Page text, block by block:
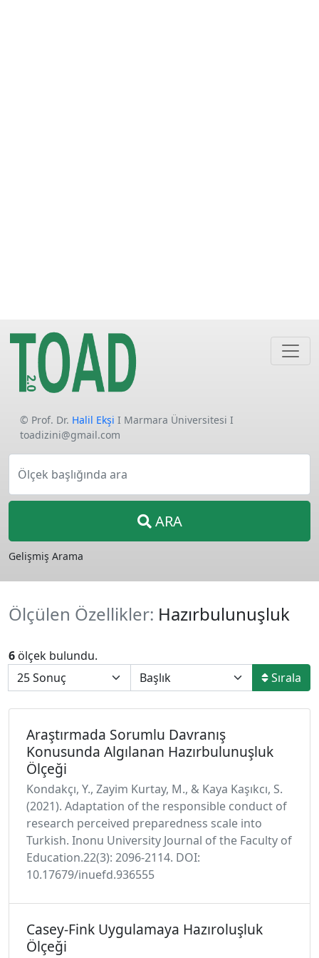
© Prof. Dr. Halil Ekşi I Marmara Üniversitesi I
toadizini@gmail.com
Ölçek başlığında ara
ARA
Gelişmiş Arama
Ölçülen Özellikler: Hazırbulunuşluk
6 ölçek bulundu.
Sırala
Araştırmada Sorumlu Davranış
Konusunda Algılanan Hazırbulunuşluk
Ölçeği
Kondakçı, Y., Zayim Kurtay, M., & Kaya Kaşıkcı, S.
(2021). Adaptation of the responsible conduct of
research perceived preparedness scale into
Turkish. Inonu University Journal of the Faculty of
Education.22(3): 2096-2114. DOI:
10.17679/inuefd.936555
Casey-Fink Uygulamaya Hazıroluşluk
Ölçeği